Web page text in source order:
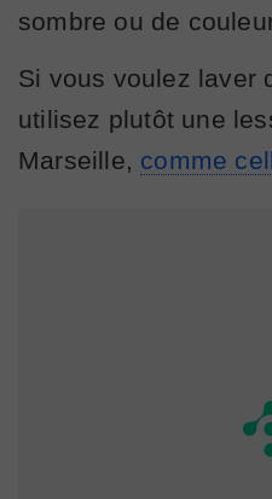
sombre ou de
Si vous voulez laver
utilisez plutôt une
Marseille, comme